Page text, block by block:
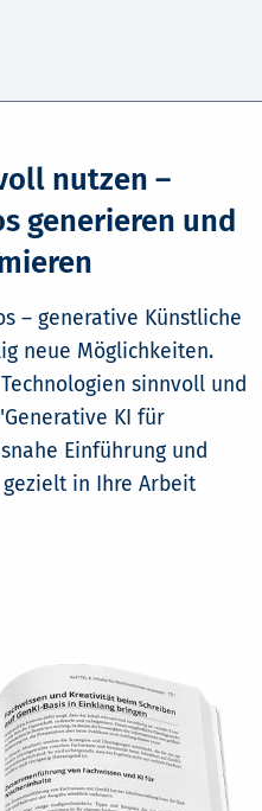
nutzen –
generieren und
– generative Künstliche
neue Möglichkeiten.
sinnvoll und
KI für
Einführung und
in Ihre Arbeit